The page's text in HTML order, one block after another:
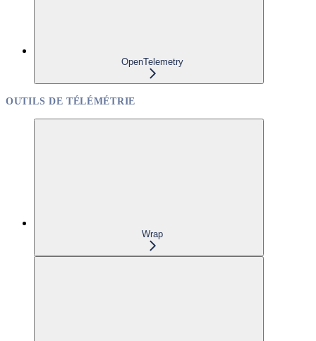
OpenTelemetry
OUTILS DE TÉLÉMÉTRIE
Wrap